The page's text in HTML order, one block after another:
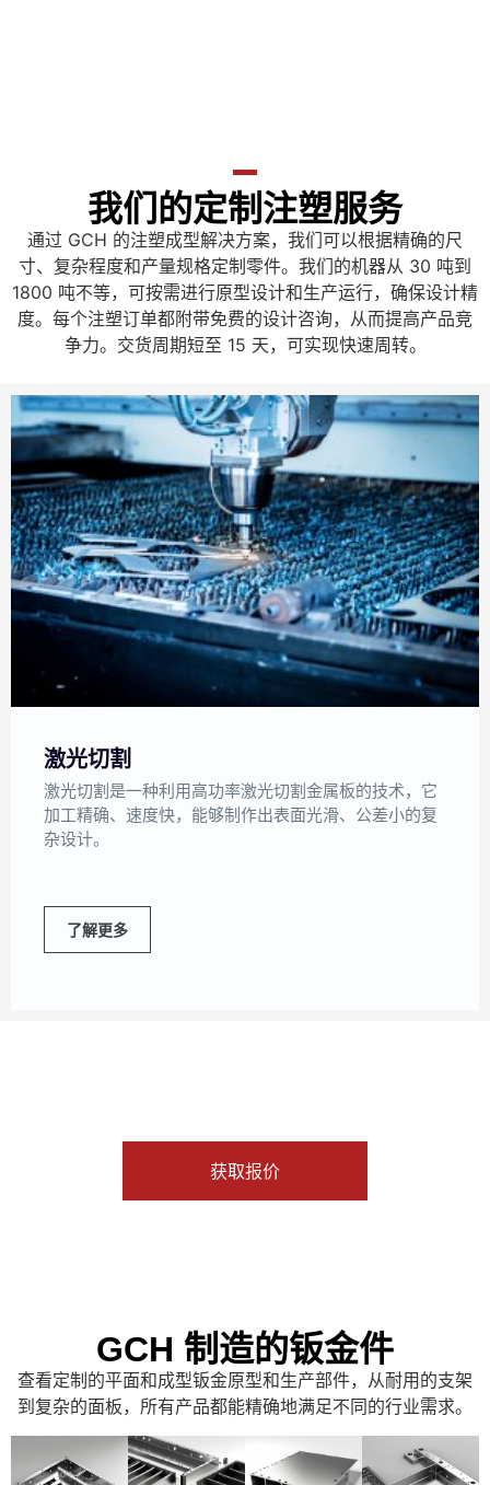
我们的定制注塑服务
通过 GCH 的注塑成型解决方案，我们可以根据精确的尺
寸、复杂程度和产量规格定制零件。我们的机器从 30 吨到
1800 吨不等，可按需进行原型设计和生产运行，确保设计精
度。每个注塑订单都附带免费的设计咨询，从而提高产品竞
争力。交货周期短至 15 天，可实现快速周转。
激光切割
激光切割是一种利用高功率激光切割金属板的技术，它
加工精确、速度快，能够制作出表面光滑、公差小的复
杂设计。
了解更多
获取报价
GCH 制造的钣金件
查看定制的平面和成型钣金原型和生产部件，从耐用的支架
到复杂的面板，所有产品都能精确地满足不同的行业需求。